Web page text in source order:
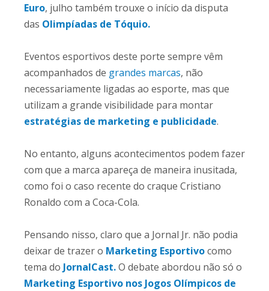
Euro, julho também trouxe o início da disputa
das Olimpíadas de Tóquio.
Eventos esportivos deste porte sempre vêm
acompanhados de grandes marcas, não
necessariamente ligadas ao esporte, mas que
utilizam a grande visibilidade para montar
estratégias de marketing e publicidade.
No entanto, alguns acontecimentos podem fazer
com que a marca apareça de maneira inusitada,
como foi o caso recente do craque Cristiano
Ronaldo com a Coca-Cola.
Pensando nisso, claro que a Jornal Jr. não podia
deixar de trazer o Marketing Esportivocomo
tema do JornalCast.O debate abordou não só o
Marketing Esportivo nos Jogos Olímpicos de